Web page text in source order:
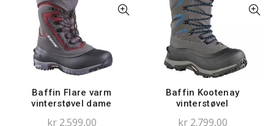
Baffin Flare varm
vinterstøvel dame
kr2.599,00
Baffin Kootenay
vinterstøvel
kr2.799,00